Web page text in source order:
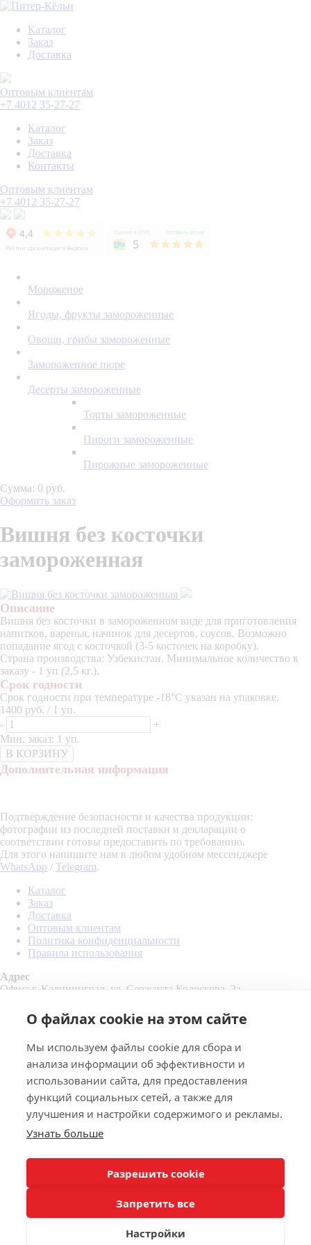
Каталог
Заказ
Доставка
Оптовым клиентам
+7 4012 35-27-27
Каталог
Заказ
Доставка
Контакты
Оптовым клиентам
+7 4012 35-27-27
Мороженое
Ягоды, фрукты замороженные
Овощи, грибы замороженные
Замороженное пюре
Десерты замороженные
Торты замороженные
Пироги замороженные
Пирожные замороженные
Сумма: 0 руб.
Оформить заказ
Вишня без косточки
замороженная
Описание
Вишня без косточки в замороженном виде для приготовления
напитков, варенья, начинок для десертов, соусов. Возможно
попадание ягод с косточкой (3-5 косточек на коробку).
Страна производства: Узбекистан. Минимальное количество к
заказу - 1 уп (2,5 кг.).
Срок годности
Срок годности при температуре -18°C указан на упаковке.
1400 руб. / 1 уп.
-
+
Мин. заказ: 1 уп.
В КОРЗИНУ
Дополнительная информация
Подтверждение безопасности и качества продукции:
фотографии из последней поставки и декларации о
соответствии готовы предоставить по требованию.
Для этого напишите нам в любом удобном мессенджере
WhatsApp / Telegram.
Каталог
Заказ
Доставка
Оптовым клиентам
Политика конфиденциальности
Правила использования
Адрес
Офис: г. Калининград, ул. Сержанта Колоскова, 2а
Контакты
Email:pk39@inbox.ru
Мессенджеры:
О файлах cookie на этом сайте
Мы используем файлы cookie для сбора и
анализа информации об эффективности и
использовании сайта, для предоставления
функций социальных сетей, а также для
улучшения и настройки содержимого и рекламы.
Узнать больше
Разрешить cookie
Запретить все
Настройки